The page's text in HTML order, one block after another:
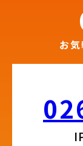
お